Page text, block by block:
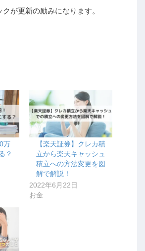
が更新の励みになります。
万
？
【楽天証券】クレカ積
立から楽天キャッシュ
積立への方法変更を図
解で解説！
2022年6月22日
お金